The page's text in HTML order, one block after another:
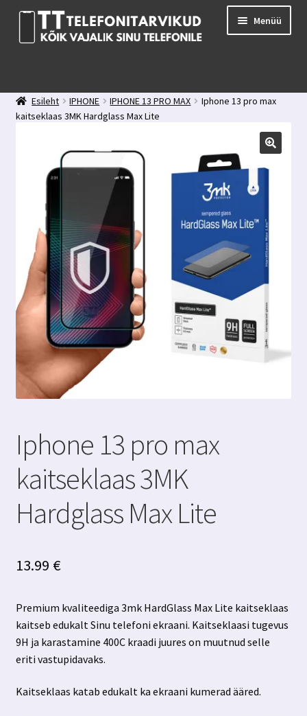
Liigu
navigeerimisele
Liigu
juurde
Menüü
Minu konto
Tagasiside
Esileht IPHONE IPHONE 13 PRO MAX
Iphone 13 pro max
kaitseklaas 3MK Hardglass Max Lite
Iphone 13 pro max
kaitseklaas 3MK
Hardglass Max Lite
13.99 €
Premium kvaliteediga 3mk HardGlass Max Lite kaitseklaas
kaitseb edukalt Sinu telefoni ekraani. Kaitseklaasi tugevus
9H ja karastamine 400C kraadi juures on muutnud selle
eriti vastupidavaks.
Kaitseklaas katab edukalt ka ekraani kumerad ääred.